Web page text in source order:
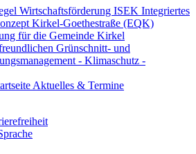
Wirtschaftsförderung ISEK Integriertes
Kirkel-Goethestraße (EQK)
für die Gemeinde Kirkel
Grünschnitt- und
- Klimaschutz -
Aktuelles & Termine